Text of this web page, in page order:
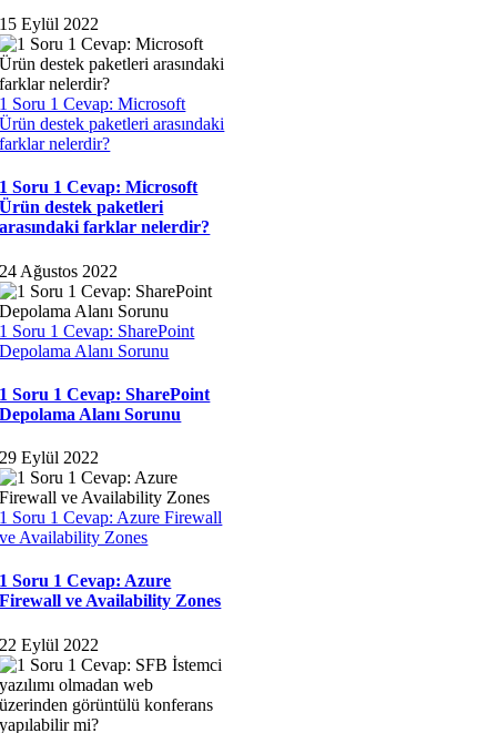
15 Eylül 2022
1 Soru 1 Cevap: Microsoft
Ürün destek paketleri arasındaki
farklar nelerdir?
1 Soru 1 Cevap: Microsoft
Ürün destek paketleri
arasındaki farklar nelerdir?
24 Ağustos 2022
1 Soru 1 Cevap: SharePoint
Depolama Alanı Sorunu
1 Soru 1 Cevap: SharePoint
Depolama Alanı Sorunu
29 Eylül 2022
1 Soru 1 Cevap: Azure Firewall
ve Availability Zones
1 Soru 1 Cevap: Azure
Firewall ve Availability Zones
22 Eylül 2022